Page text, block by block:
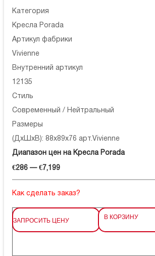
Категория
Кресла Porada
Артикул фабрики
Vivienne
Внутренний артикул
12135
Стиль
Современный / Нейтральный
Размеры
(ДхШхВ): 88x89x76 арт.Vivienne
Диапазон цен на Кресла Porada
€286 — €7,199
Как сделать заказ?
ЗАПРОСИТЬ ЦЕНУ В КОРЗИНУ